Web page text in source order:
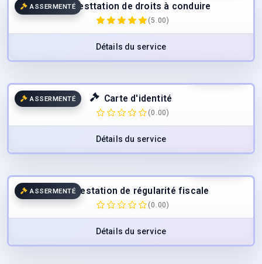
ASSERMENTÉAttesttation de droits à conduire
(5.00)
Détails du service
ASSERMENTÉ Carte d'identité
(0.00)
Détails du service
ASSERMENTÉAttestation de régularité fiscale
(0.00)
Détails du service